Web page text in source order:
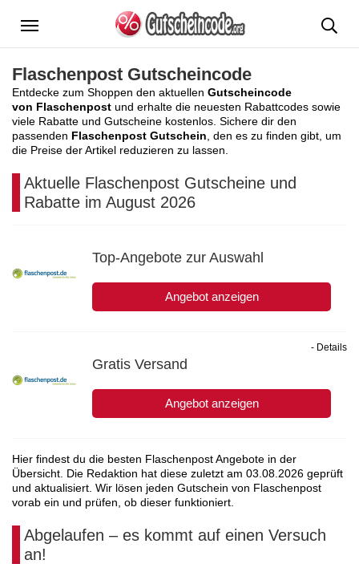
Menü
Flaschenpost Gutscheincode
Entdecke zum Shoppen den aktuellen Gutscheincode
von Flaschenpost und erhalte die neuesten Rabattcodes sowie
viele Rabatte und Gutscheine kostenlos. Sichere dir den
passenden Flaschenpost Gutschein , den es zu finden gibt, um
die Preise der Artikel reduzieren zu lassen.
Aktuelle Flaschenpost Gutscheine und
Rabatte im August 2026
Top-Angebote zur Auswahl
Angebot anzeigen
Gratis Versand
Angebot anzeigen
- Details
Hier findest du die besten Flaschenpost Angebote in der
Übersicht. Die Redaktion hat diese zuletzt am 03.08.2026 geprüft
und aktualisiert. Wir lösen jeden Gutschein von Flaschenpost
vorab ein und prüfen, ob dieser funktioniert.
Abgelaufen – es kommt auf einen Versuch
an!